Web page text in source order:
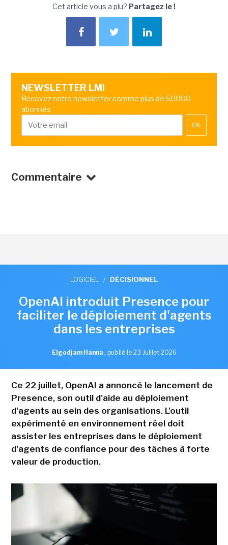
Cet article vous a plu? Partagez le !
NEWSLETTER LMI
Recevez notre newsletter comme plus de 50000
abonnés
OK
Commentaire
LOGICIEL / DÉCISIONNEL
OpenAI introduit Presence pour
faciliter le déploiement d'agents
dans les entreprises
Elgodjam Hanna , publié le 23 Juillet 2026
Ce 22 juillet, OpenAI a annoncé le lancement de
Presence, son outil d'aide au déploiement
d'agents au sein des organisations. L'outil
expérimenté en environnement réel doit
assister les entreprises dans le déploiement
d'agents de confiance pour des tâches à forte
valeur de production.